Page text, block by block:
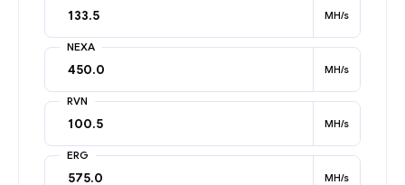
MH/s
NEXA
MH/s
RVN
MH/s
ERG
MH/s